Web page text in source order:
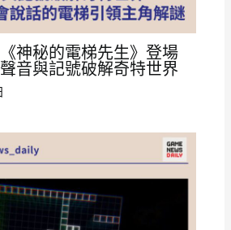
神秘的電梯先生》登場
音與記號破解奇特世界